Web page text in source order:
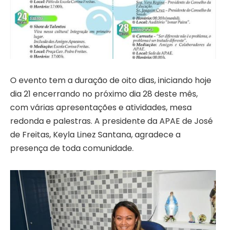
O evento tem a duração de oito dias, iniciando hoje
dia 21 encerrando no próximo dia 28 deste mês,
com várias apresentações e atividades, mesa
redonda e palestras. A presidente da APAE de José
de Freitas, Keyla Linez Santana, agradece a
presença de toda comunidade.